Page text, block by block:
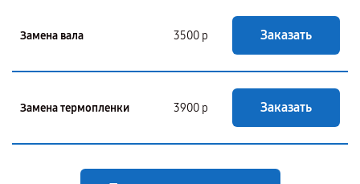
Замена вала 3500 р Заказать
Замена термопленки 3900 р Заказать